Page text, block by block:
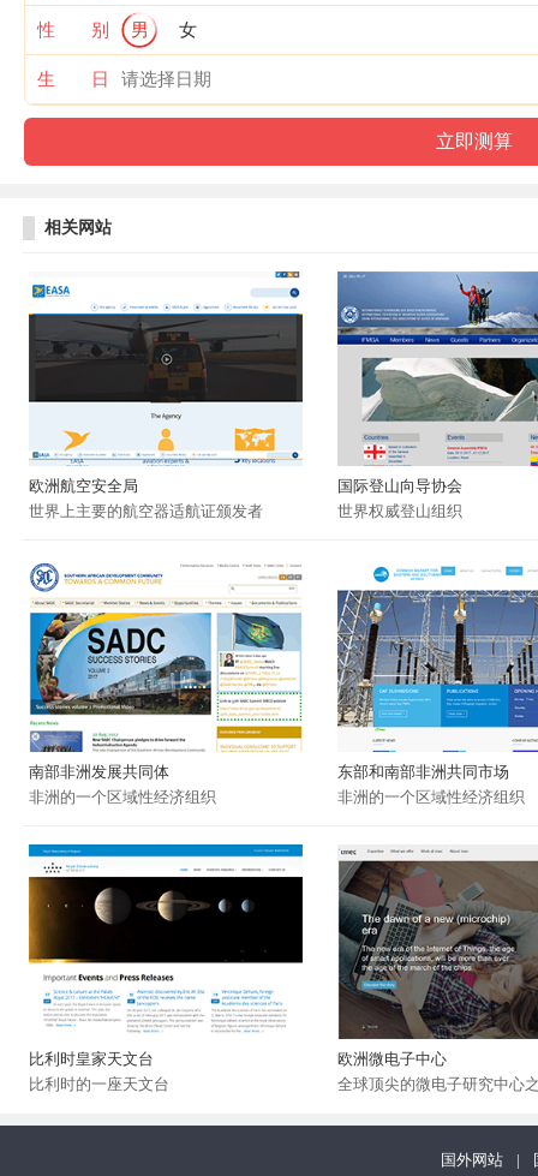
性 别 男 女
生 日
相关网站
欧洲航空安全局
世界上主要的航空器适航证颁发者
国际登山向导协会
世界权威登山组织
南部非洲发展共同体
非洲的一个区域性经济组织
东部和南部非洲共同市场
非洲的一个区域性经济组织
比利时皇家天文台
比利时的一座天文台
欧洲微电子中心
全球顶尖的微电子研究中心
国外网站 |